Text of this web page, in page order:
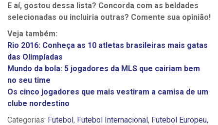
E aí, gostou dessa lista? Concorda com as beldades
selecionadas ou incluiria outras? Comente sua opinião!
Veja também:
Rio 2016: Conheça as 10 atletas brasileiras mais gatas
das Olimpíadas
Mundo da bola: 5 jogadores da MLS que cairiam bem
no seu time
Os cinco jogadores que mais vestiram a camisa de um
clube nordestino
Categorias: Futebol, Futebol Internacional, Futebol Europeu,